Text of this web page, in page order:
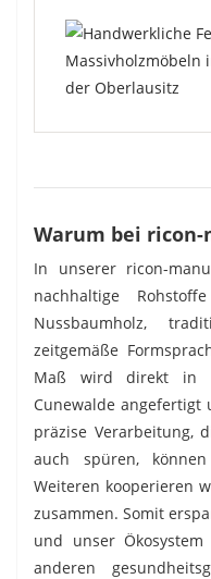
Warum bei
In unserer ricon-
nachhaltige
Nussbaumholz,
zeitgemäße
Maß wird direkt in
Cunewalde
präzise Verarbeitung,
auch spüren,
Weiteren kooperieren
zusammen. Somit
und unser
anderen